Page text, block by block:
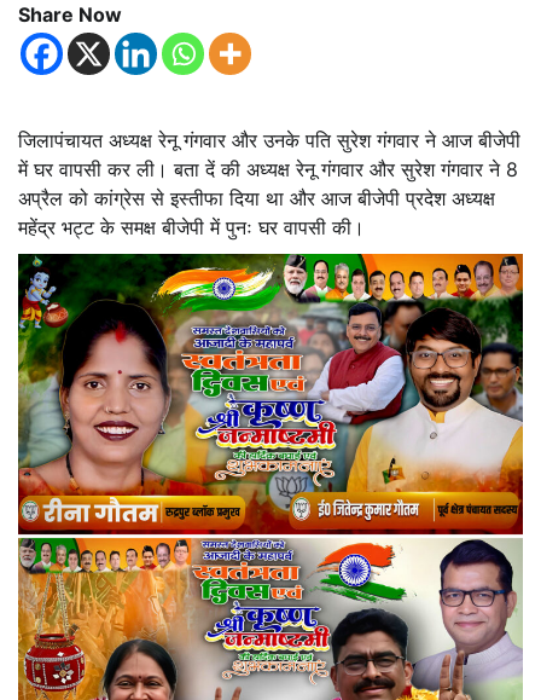
Share Now
जिलापंचायत अध्यक्ष रेनू गंगवार और उनके पति सुरेश गंगवार ने आज बीजेपी
में घर वापसी कर ली। बता दें की अध्यक्ष रेनू गंगवार और सुरेश गंगवार ने 8
अप्रैल को कांग्रेस से इस्तीफा दिया था और आज बीजेपी प्रदेश अध्यक्ष
महेंद्र भट्ट के समक्ष बीजेपी में पुनः घर वापसी की।